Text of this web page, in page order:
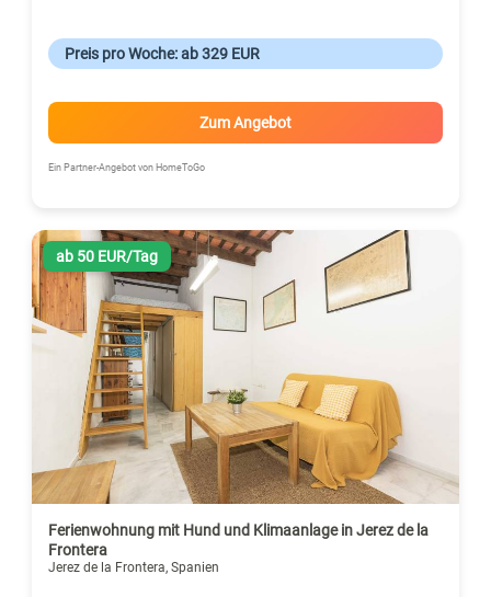
Preis pro Woche: ab 329 EUR
Zum Angebot
Ein Partner-Angebot von HomeToGo
ab 50 EUR/Tag
Ferienwohnung mit Hund und Klimaanlage in Jerez de la
Frontera
Jerez de la Frontera, Spanien